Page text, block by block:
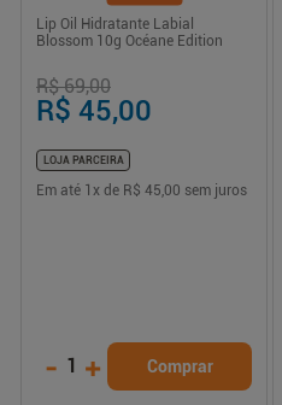
Lip Oil Hidratante Labial
Blossom 10g Océane Edition
R$ 69,00
R$ 45,00
LOJA PARCEIRA
Em até 1 x de R$ 45,00 sem juros
- 1 + Comprar